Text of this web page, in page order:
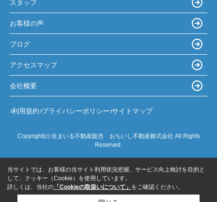
スタッフ
お客様の声
ブログ
アクセスマップ
会社概要
利用規約 プライバシーポリシー サイトマップ
Copyright(c) 住まいる不動産販売 おちいし不動産株式会社 All Rights
Reserved.
当サイトでは、お客様の当サイト利用状況把握、サービス向上検討を目的と
して、クッキー（Cookie）を使用しています。
詳しくは、当社の 「Cookieの取扱いについて」 をご確認ください。